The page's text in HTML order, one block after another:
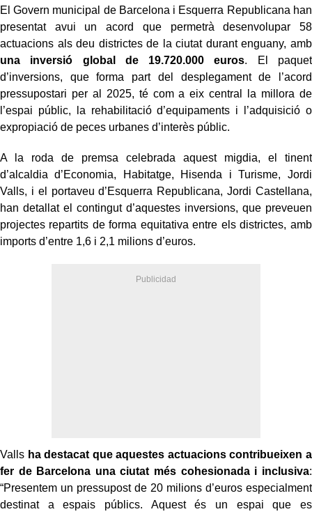
El Govern municipal de Barcelona i Esquerra Republicana han
presentat avui un acord que permetrà desenvolupar 58
actuacions als deu districtes de la ciutat durant enguany, amb
una inversió global de 19.720.000 euros. El paquet
d’inversions, que forma part del desplegament de l’acord
pressupostari per al 2025, té com a eix central la millora de
l’espai públic, la rehabilitació d’equipaments i l’adquisició o
expropiació de peces urbanes d’interès públic.
A la roda de premsa celebrada aquest migdia, el tinent
d’alcaldia d’Economia, Habitatge, Hisenda i Turisme, Jordi
Valls, i el portaveu d’Esquerra Republicana, Jordi Castellana,
han detallat el contingut d’aquestes inversions, que preveuen
projectes repartits de forma equitativa entre els districtes, amb
imports d’entre 1,6 i 2,1 milions d’euros.
Valls ha destacat que aquestes actuacions contribueixen a
fer de Barcelona una ciutat més cohesionada i inclusiva:
“Presentem un pressupost de 20 milions d’euros especialment
destinat a espais públics. Aquest és un espai que es